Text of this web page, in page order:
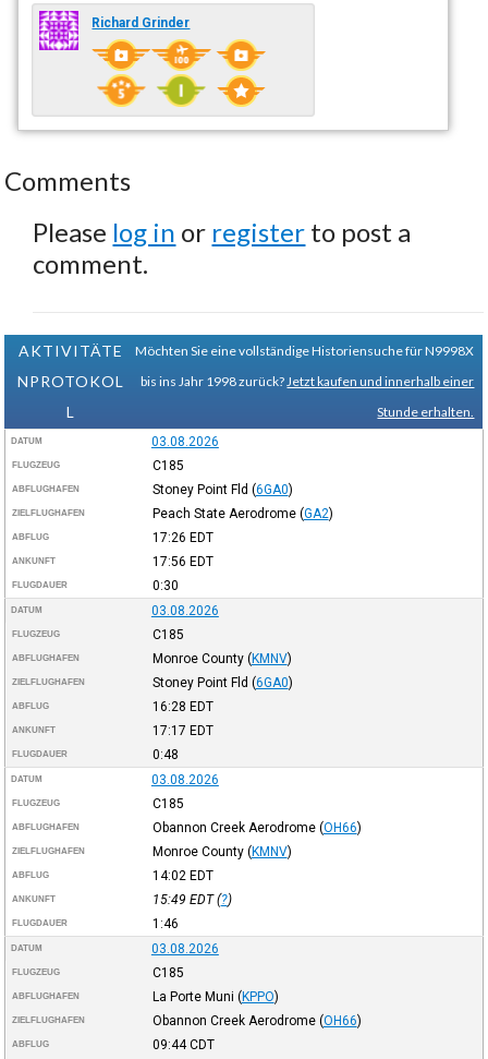
Richard Grinder
Comments
Please log in or register to post a
comment.
AKTIVITÄTE
NPROTOKOL
L
Möchten Sie eine vollständige Historiensuche für N9998X
bis ins Jahr 1998 zurück? Jetzt kaufen und innerhalb einer
Stunde erhalten.
DATUM 03.08.2026
FLUGZEUG C185
ABFLUGHAFEN Stoney Point Fld (6GA0)
ZIELFLUGHAFEN Peach State Aerodrome (GA2)
ABFLUG 17:26 EDT
ANKUNFT 17:56 EDT
FLUGDAUER 0:30
DATUM 03.08.2026
FLUGZEUG C185
ABFLUGHAFEN Monroe County (KMNV)
ZIELFLUGHAFEN Stoney Point Fld (6GA0)
ABFLUG 16:28 EDT
ANKUNFT 17:17 EDT
FLUGDAUER 0:48
DATUM 03.08.2026
FLUGZEUG C185
ABFLUGHAFEN Obannon Creek Aerodrome (OH66)
ZIELFLUGHAFEN Monroe County (KMNV)
ABFLUG 14:02 EDT
ANKUNFT 15:49 EDT(?)
FLUGDAUER 1:46
DATUM 03.08.2026
FLUGZEUG C185
ABFLUGHAFEN La Porte Muni (KPPO)
ZIELFLUGHAFEN Obannon Creek Aerodrome (OH66)
ABFLUG 09:44CDT